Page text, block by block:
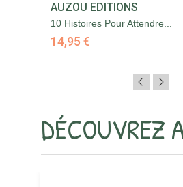
AUZOU EDITIONS
10 Histoires Pour Attendre...
14,95 €
DÉCOUVREZ